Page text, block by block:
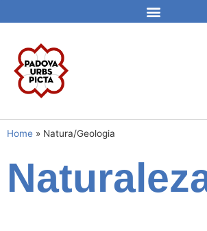
Home » Natura/Geologia